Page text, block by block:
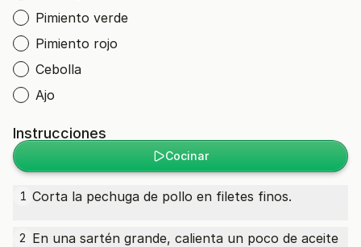
Pimiento verde
Pimiento rojo
Cebolla
Ajo
Instrucciones
Cocinar
1 Corta la pechuga de pollo en filetes finos.
2 En una sartén grande, calienta un poco de aceite